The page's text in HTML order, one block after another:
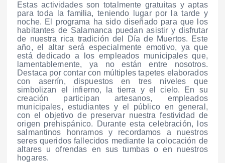
Estas actividades son totalmente gratuitas y aptas
para toda la familia, teniendo lugar por la tarde y
noche. El programa ha sido diseñado para que los
habitantes de Salamanca puedan asistir y disfrutar
de nuestra rica tradición del Día de Muertos. Este
año, el altar será especialmente emotivo, ya que
está dedicado a los empleados municipales que,
lamentablemente, ya no están entre nosotros.
Destaca por contar con múltiples tapetes elaborados
con aserrín, dispuestos en tres niveles que
simbolizan el infierno, la tierra y el cielo. En su
creación participan artesanos, empleados
municipales, estudiantes y el público en general,
con el objetivo de preservar nuestra festividad de
origen prehispánico. Durante esta celebración, los
salmantinos honramos y recordamos a nuestros
seres queridos fallecidos mediante la colocación de
altares u ofrendas en sus tumbas o en nuestros
hogares.